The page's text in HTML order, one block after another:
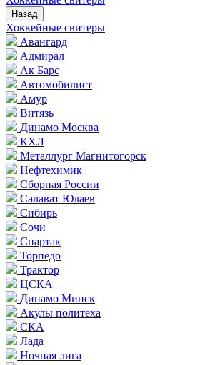
Назад
Хоккейные свитеры
Авангард
Адмирал
Ак Барс
Автомобилист
Амур
Витязь
Динамо Москва
КХЛ
Металлург Магнитогорск
Нефтехимик
Сборная России
Салават Юлаев
Сибирь
Сочи
Спартак
Торпедо
Трактор
ЦСКА
Динамо Минск
Акулы политеха
СКА
Лада
Ночная лига